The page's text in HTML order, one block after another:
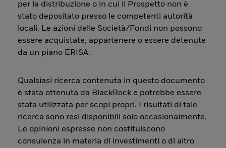
per la distribuzione o in cui il Prospetto non è
stato depositato presso le competenti autorità
locali. Le azioni delle Società/Fondi non possono
essere acquistate, appartenere o essere detenute
da un piano ERISA.
Qualsiasi ricerca contenuta in questo documento
è stata ottenuta da BlackRock e potrebbe essere
stata utilizzata per scopi propri. I risultati di tale
ricerca sono resi disponibili solo occasionalmente.
Le opinioni espresse non costituiscono
consulenza in materia di investimenti o di altro